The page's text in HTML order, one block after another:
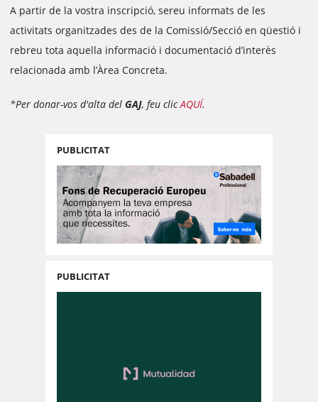
A partir de la vostra inscripció, sereu informats de les
activitats organitzades des de la Comissió/Secció en qüestió i
rebreu tota aquella informació i documentació d’interès
relacionada amb l’Àrea Concreta.
*Per donar-vos d'alta del GAJ, feu clicAQUÍ.
PUBLICITAT
PUBLICITAT